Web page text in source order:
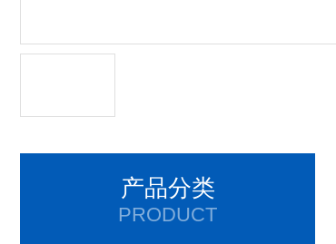
产品分类
PRODUCT